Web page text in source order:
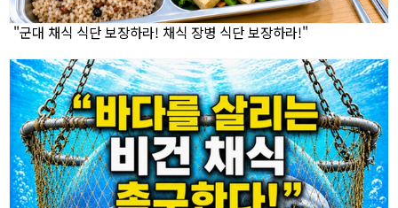
"군대 채식 식단 보장하라! 채식 장병 식단 보장하라!"